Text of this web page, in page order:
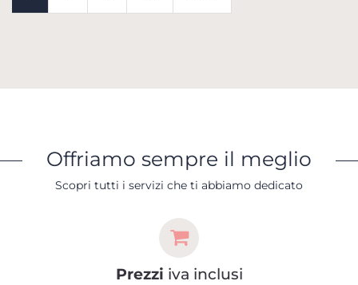
Offriamo sempre il meglio
Scopri tutti i servizi che ti abbiamo dedicato
Prezzi iva inclusi